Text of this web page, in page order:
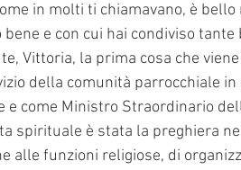
in molti ti chiamavano, è
e con cui hai condiviso
Vittoria, la prima cosa che
della comunità parrocchiale
e come Ministro Straordinario
spirituale è stata la preghiera
alle funzioni religiose, di